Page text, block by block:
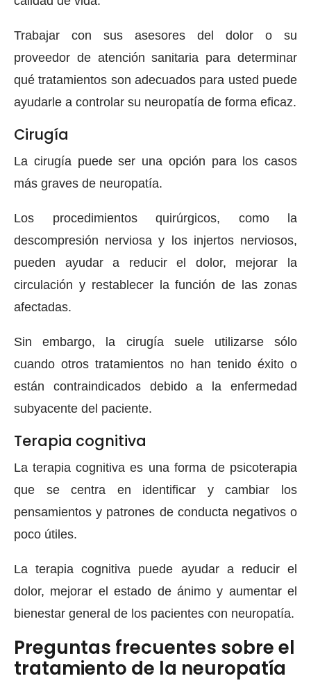
Trabajar con sus asesores del dolor o su
proveedor de atención sanitaria para determinar
qué tratamientos son adecuados para usted puede
ayudarle a controlar su neuropatía de forma eficaz.
Cirugía
La cirugía puede ser una opción para los casos
más graves de neuropatía.
Los procedimientos quirúrgicos, como la
descompresión nerviosa y los injertos nerviosos,
pueden ayudar a reducir el dolor, mejorar la
circulación y restablecer la función de las zonas
afectadas.
Sin embargo, la cirugía suele utilizarse sólo
cuando otros tratamientos no han tenido éxito o
están contraindicados debido a la enfermedad
subyacente del paciente.
Terapia cognitiva
La terapia cognitiva es una forma de psicoterapia
que se centra en identificar y cambiar los
pensamientos y patrones de conducta negativos o
poco útiles.
La terapia cognitiva puede ayudar a reducir el
dolor, mejorar el estado de ánimo y aumentar el
bienestar general de los pacientes con neuropatía.
Preguntas frecuentes sobre el
tratamiento de la neuropatía